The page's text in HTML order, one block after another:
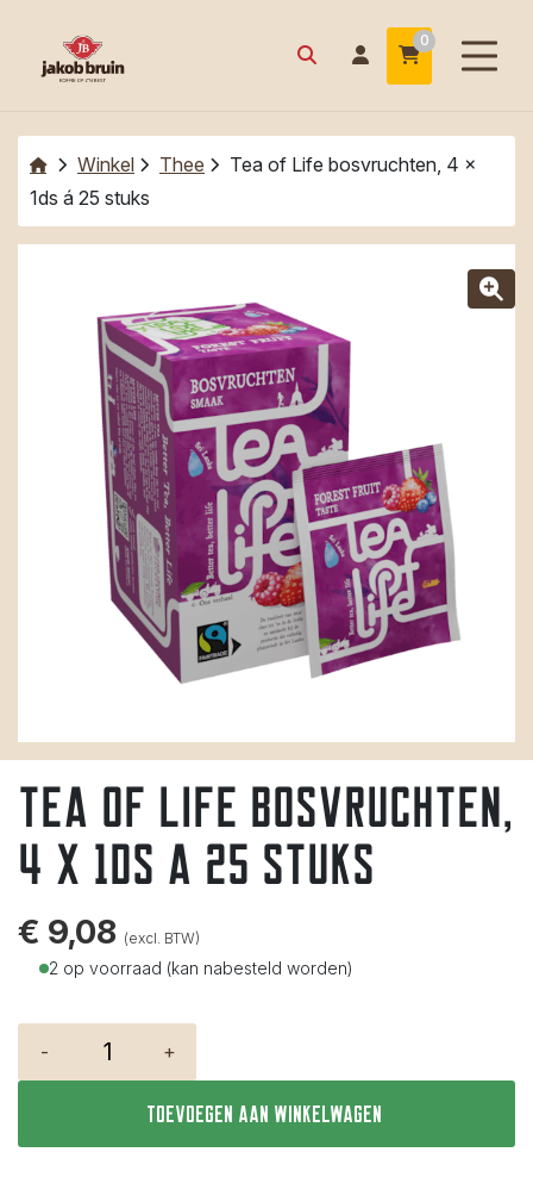
0
Winkel Thee
Tea of Life bosvruchten, 4 x
1ds á 25 stuks
Tea of Life bosvruchten,
4 x 1ds á 25 stuks
€ 9,08 (excl. BTW)
2 op voorraad (kan nabesteld worden)
- +
Toevoegen aan winkelwagen